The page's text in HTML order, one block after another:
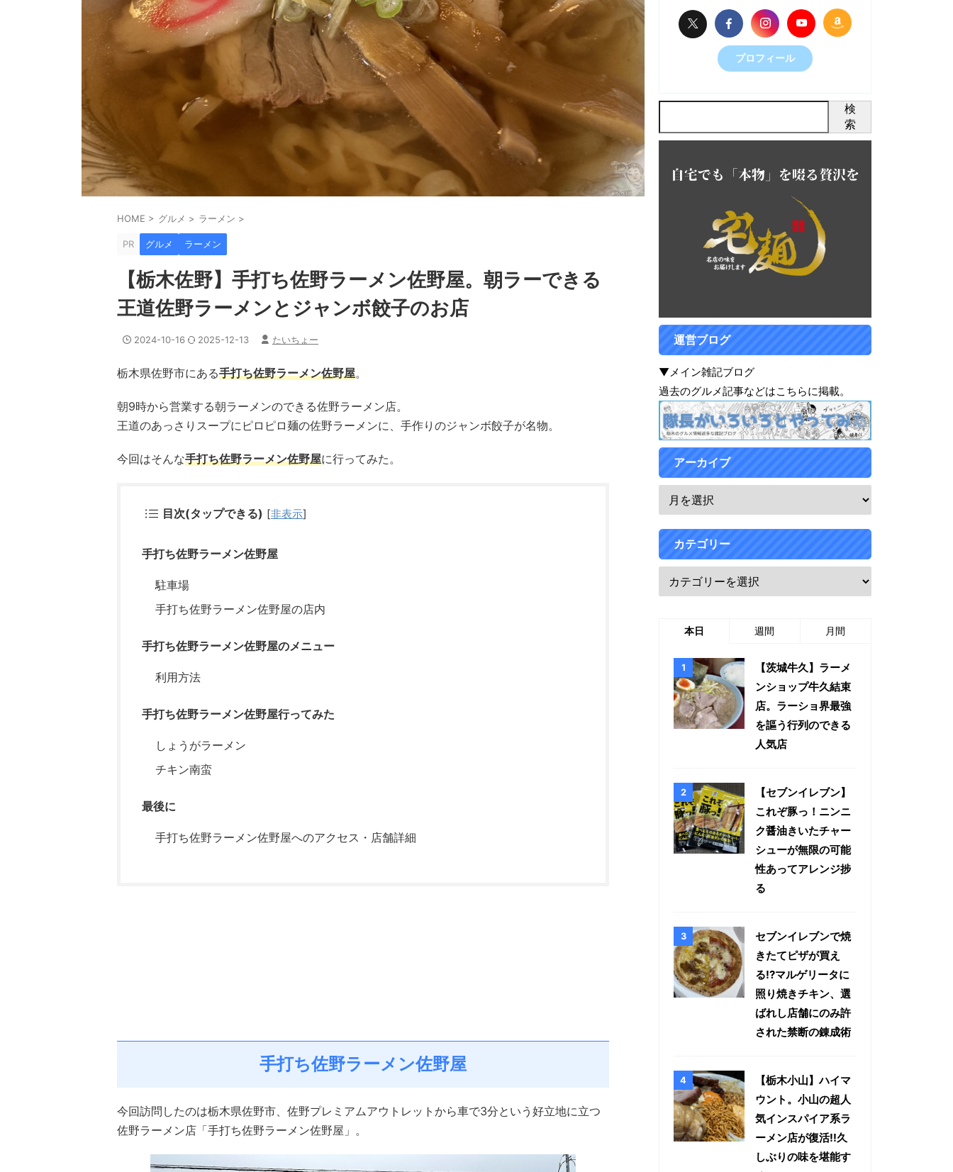
HOME > グルメ > ラーメン >
PR グルメ ラーメン
【栃木佐野】手打ち佐野ラーメン佐野屋。朝ラーできる
王道佐野ラーメンとジャンボ餃子のお店
2024-10-16 2025-12-13 たいちょー
栃木県佐野市にある手打ち佐野ラーメン佐野屋。
朝9時から営業する朝ラーメンのできる佐野ラーメン店。
王道のあっさりスープにピロピロ麺の佐野ラーメンに、手作りのジャンボ餃子が名物。
今回はそんな手打ち佐野ラーメン佐野屋に行ってみた。
目次(タップできる) [非表示]
手打ち佐野ラーメン佐野屋
駐車場
手打ち佐野ラーメン佐野屋の店内
手打ち佐野ラーメン佐野屋のメニュー
利用方法
手打ち佐野ラーメン佐野屋行ってみた
しょうがラーメン
チキン南蛮
最後に
手打ち佐野ラーメン佐野屋へのアクセス・店舗詳細
手打ち佐野ラーメン佐野屋
今回訪問したのは栃木県佐野市、佐野プレミアムアウトレットから車で3分という好立地に立つ
佐野ラーメン店「手打ち佐野ラーメン佐野屋」。
プロフィール
検
索
運営ブログ
▼メイン雑記ブログ
過去のグルメ記事などはこちらに掲載。
アーカイブ
カテゴリー
本日 週間 月間
【茨城牛久】ラーメ
ンショップ牛久結束
店。ラーショ界最強
を謳う行列のできる
人気店
【セブンイレブン】
これぞ豚っ！ニンニ
ク醤油きいたチャー
シューが無限の可能
性あってアレンジ捗
る
セブンイレブンで焼
きたてピザが買え
る!?マルゲリータに
照り焼きチキン、選
ばれし店舗にのみ許
された禁断の錬成術
【栃木小山】ハイマ
ウント。小山の超人
気インスパイア系ラ
ーメン店が復活!!久
しぶりの味を堪能す